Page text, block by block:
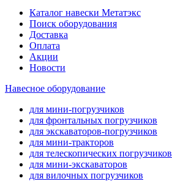
Каталог навески Метатэкс
Поиск оборудования
Доставка
Оплата
Акции
Новости
Навесное оборудование
для мини-погрузчиков
для фронтальных погрузчиков
для экскаваторов-погрузчиков
для мини-тракторов
для телескопических погрузчиков
для мини-экскаваторов
для вилочных погрузчиков